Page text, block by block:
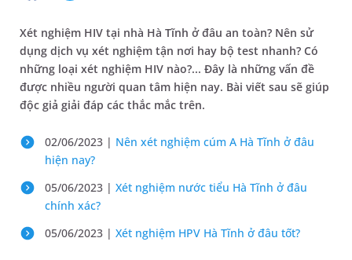
Xét nghiệm HIV tại nhà Hà Tĩnh ở đâu an toàn? Nên sử
dụng dịch vụ xét nghiệm tận nơi hay bộ test nhanh? Có
những loại xét nghiệm HIV nào?... Đây là những vấn đề
được nhiều người quan tâm hiện nay. Bài viết sau sẽ giúp
độc giả giải đáp các thắc mắc trên.
02/06/2023 | Nên xét nghiệm cúm A Hà Tĩnh ở đâu
hiện nay?
05/06/2023 | Xét nghiệm nước tiểu Hà Tĩnh ở đâu
chính xác?
05/06/2023 | Xét nghiệm HPV Hà Tĩnh ở đâu tốt?